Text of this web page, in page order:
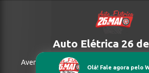
Auto Elétrica 26
Avenida Alzira Vargas do Amaral
Olá! Fale agora pelo